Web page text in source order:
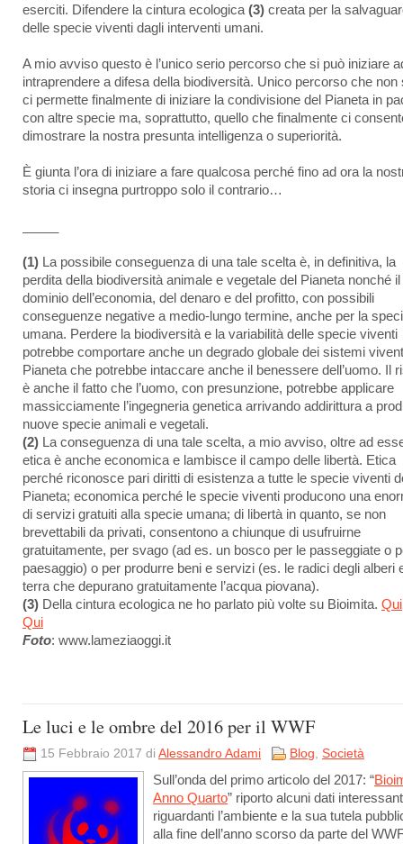
eserciti. Difendere la cintura ecologica (3) creata per la
delle specie viventi dagli interventi umani.
A mio avviso questo è l’unico serio percorso che si può iniziare
intraprendere a difesa della biodiversità. Unico percorso che non
ci permette finalmente di iniziare la condivisione del Pianeta in
con altre specie ma, soprattutto, quello che finalmente ci
dimostrare la nostra presunta intelligenza o superiorità.
È giunta l’ora di iniziare a fare qualcosa perché fino ad ora la
storia ci insegna purtroppo solo il contrario…
(1) La possibile conseguenza di una tale scelta è, in definitiva, la
perdita della biodiversità animale e vegetale del Pianeta nonché il
dominio dell’economia, del denaro e del profitto, con possibili
conseguenze negative a medio-lungo termine, anche per la
umana. Perdere la biodiversità e la variabilità delle specie viventi
potrebbe comportare anche un degrado globale dei sistemi
Pianeta che potrebbe intaccare anche il benessere dell’uomo. Il
è anche il fatto che l’uomo, con presunzione, potrebbe applicare
massicciamente l’ingegneria genetica arrivando addirittura a
nuove specie animali e vegetali.
(2) La conseguenza di una tale scelta, a mio avviso, oltre ad
etica è anche economica e lambisce il campo delle libertà. Etica
perché riconosce pari diritti di esistenza a tutte le specie viventi
Pianeta; economica perché le specie viventi producono una
di servizi gratuiti alla specie umana; di libertà in quanto, se non
brevettabili da privati, consentono a chiunque di usufruirne
gratuitamente, per svago (ad es. un bosco per le passeggiate o
paesaggio) o per produrre beni e servizi (es. le radici degli alberi
terra che depurano gratuitamente l’acqua piovana).
(3) Della cintura ecologica ne ho parlato più volte su Bioimita. Qui
Qui
Foto: www.lameziaoggi.it
Le luci e le ombre del 2016 per il WWF
15 Febbraio 2017 di Alessandro Adami Blog, Società
Sull’onda del primo articolo del 2017: “
Anno Quarto” riporto alcuni dati
riguardanti l’ambiente e la sua tutela
alla fine dell’anno scorso da parte del